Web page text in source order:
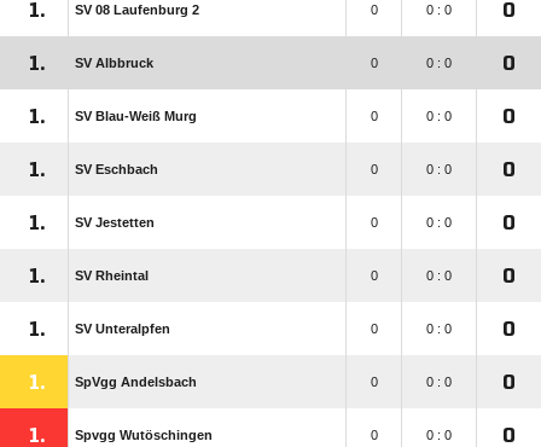
1. SV 08 Laufenburg 2 0 0 : 0 0
1. SV Albbruck 0 0 : 0 0
1. SV Blau-Weiß Murg 0 0 : 0 0
1. SV Eschbach 0 0 : 0 0
1. SV Jestetten 0 0 : 0 0
1. SV Rheintal 0 0 : 0 0
1. SV Unteralpfen 0 0 : 0 0
1. SpVgg Andelsbach 0 0 : 0 0
1. Spvgg Wutöschingen 0 0 : 0 0